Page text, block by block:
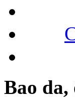
Bao